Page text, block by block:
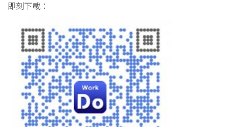
即刻下載：